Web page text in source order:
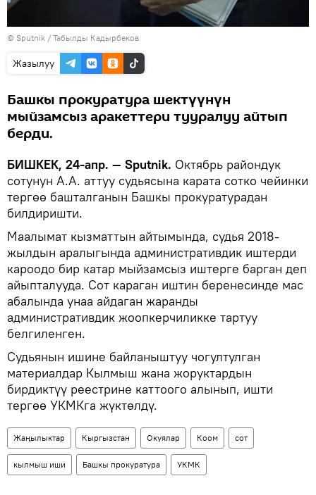
© Sputnik / Табылды Кадырбеков
Жазылуу
Башкы прокуратура шектүүнүн
мыйзамсыз аракеттери тууралуу айтып
берди.
БИШКЕК, 24-апр. — Sputnik. Октябрь райондук
сотунун А.А. аттуу судьясына карата сотко чейинки
тергөө башталганын Башкы прокуратурадан
билдиришти.
Маалымат кызматтын айтымында, судья 2018-
жылдын аралыгында административдик иштерди
кароодо бир катар мыйзамсыз иштерге барган деп
айыпталууда. Сот караган иштин беренесинде мас
абалында унаа айдаган жаранды
административдик жоопкерчиликке тартуу
белгиленген.
Судьянын ишине байланыштуу чогултулган
материалдар Кылмыш жана жоруктардын
бирдиктүү реестрине каттоого алынып, ишти
тергөө УКМКга жүктөлдү.
Жаңылыктар Кыргызстан Окуялар Коом сот
кылмыш иши Башкы прокуратура УКМК